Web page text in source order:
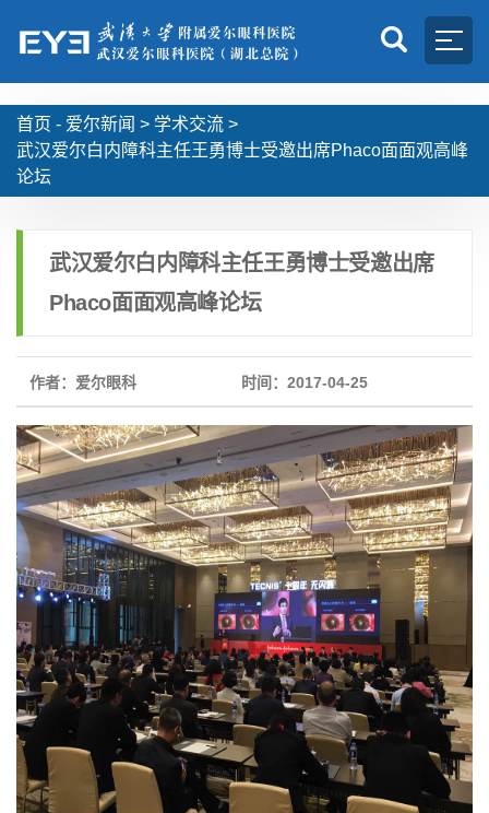
首页 - 爱尔新闻 > 学术交流 >
武汉爱尔白内障科主任王勇博士受邀出席Phaco面面观高峰
论坛
武汉爱尔白内障科主任王勇博士受邀出席
Phaco面面观高峰论坛
作者：爱尔眼科 时间：2017-04-25